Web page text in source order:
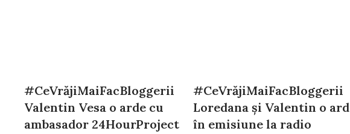
#CeVrăjiMaiFacBloggerii
Valentin Vesa o arde cu
ambasador 24HourProject
#CeVrăjiMaiFacBloggerii
Loredana şi Valentin o ard
în emisiune la radio